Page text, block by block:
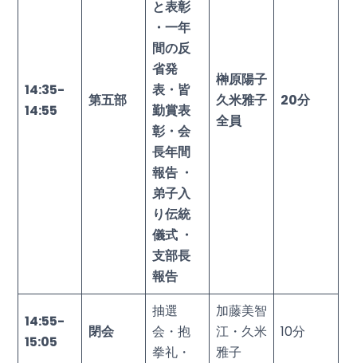
14:35-
14:55
第五部
と表彰
・一年
間の反
省発
表・皆
勤賞表
彰・会
長年間
報告 ・
弟子入
り伝統
儀式 ・
支部長
報告
榊原陽子
久米雅子
全員
20分
14:55-
15:05
閉会
抽選
会・抱
拳礼・
加藤美智
江・久米
雅子
10分